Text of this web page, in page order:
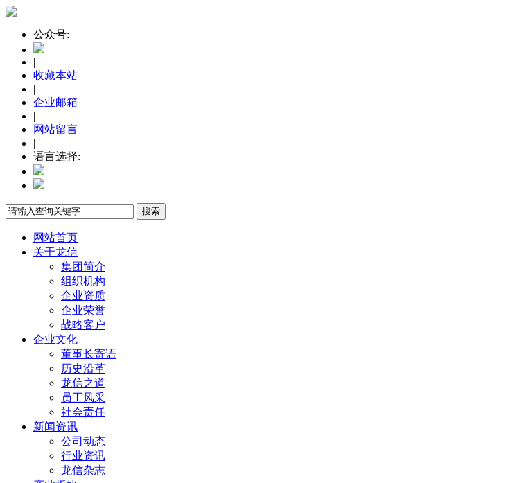
公众号:
|
收藏本站
|
企业邮箱
|
网站留言
|
语言选择:
网站首页
关于龙信
集团简介
组织机构
企业资质
企业荣誉
战略客户
企业文化
董事长寄语
历史沿革
龙信之道
员工风采
社会责任
新闻资讯
公司动态
行业资讯
龙信杂志